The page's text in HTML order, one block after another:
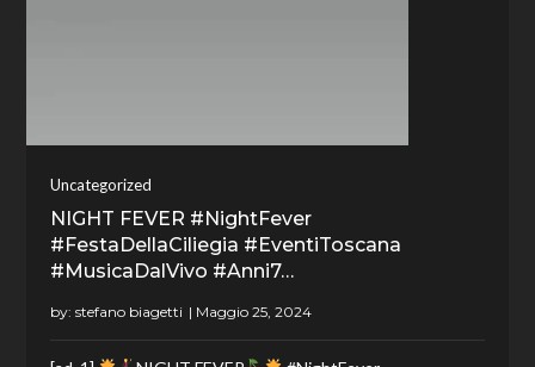
Uncategorized
NIGHT FEVER #NightFever
#FestaDellaCiliegia #EventiToscana
#MusicaDalVivo #Anni7…
by:stefano biagetti